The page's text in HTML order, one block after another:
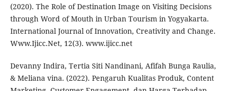
(2020). The Role of Destination Image on Visiting Decisions
through Word of Mouth in Urban Tourism in Yogyakarta.
International Journal of Innovation, Creativity and Change.
Www.Ijicc.Net, 12(3). www.ijicc.net
Devanny Indira, Tertia Siti Nandinani, Afifah Bunga Raulia,
& Meliana vina. (2022). Pengaruh Kualitas Produk, Content